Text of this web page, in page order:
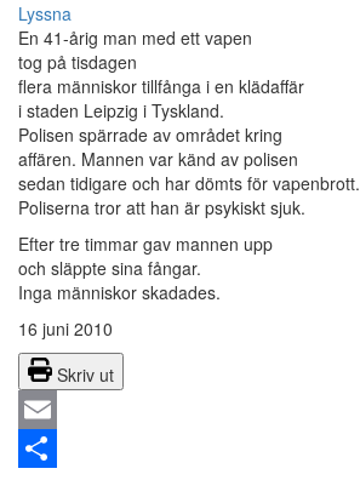
Lyssna
En 41-årig man med ett vapen
tog på tisdagen
flera människor tillfånga i en klädaffär
i staden Leipzig i Tyskland.
Polisen spärrade av området kring
affären. Mannen var känd av polisen
sedan tidigare och har dömts för vapenbrott.
Poliserna tror att han är psykiskt sjuk.
Efter tre timmar gav mannen upp
och släppte sina fångar.
Inga människor skadades.
16 juni 2010
Skriv ut
Email